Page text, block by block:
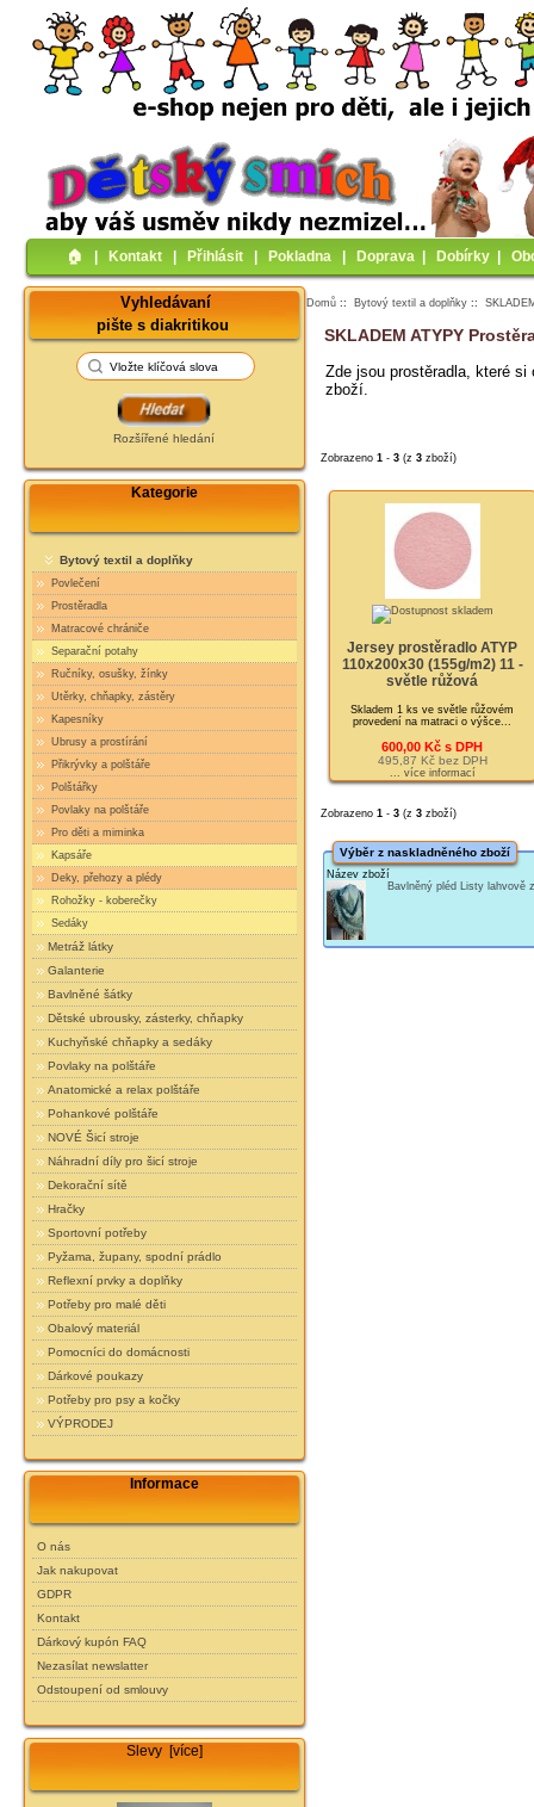
🏠︎ Kontakt Přihlásit Pokladna Doprava Dobírky
Vyhledávaní
pište s diakritikou
Rozšířené hledání
Kategorie
Bytový textil a doplňky
Povlečení
Prostěradla
Matracové chrániče
Separační potahy
Ručníky, osušky, žínky
Utěrky, chňapky, zástěry
Kapesníky
Ubrusy a prostírání
Přikrývky a polštáře
Polštářky
Povlaky na polštáře
Pro děti a miminka
Kapsáře
Deky, přehozy a plédy
Rohožky - koberečky
Sedáky
Metráž látky
Galanterie
Bavlněné šátky
Dětské ubrousky, zásterky, chňapky
Kuchyňské chňapky a sedáky
Povlaky na polštáře
Anatomické a relax polštáře
Pohankové polštáře
NOVÉ Šicí stroje
Náhradní díly pro šicí stroje
Dekorační sítě
Hračky
Sportovní potřeby
Pyžama, župany, spodní prádlo
Reflexní prvky a doplňky
Potřeby pro malé děti
Obalový materiál
Pomocníci do domácnosti
Dárkové poukazy
Potřeby pro psy a kočky
VÝPRODEJ
Informace
O nás
Jak nakupovat
GDPR
Kontakt
Dárkový kupón FAQ
Nezasílat newslatter
Odstoupení od smlouvy
Slevy [více]
Domů :: Bytový textil a doplňky ::
SKLADEM ATYPY
Zde jsou prostěradla, které
zboží.
Zobrazeno 1 - 3(z 3zboží)
Jersey prostěradlo ATYP
110x200x30 (155g/m2) 11 -
světle růžová
Skladem 1 ks ve světle růžovém
provedení na matraci o výšce...
600,00 Kč s DPH
495,87 Kč bez DPH
... více informací
Zobrazeno 1 - 3(z 3zboží)
Výběr z naskladněného zboží
Název zboží
Bavlněný pléd Listy lahvově